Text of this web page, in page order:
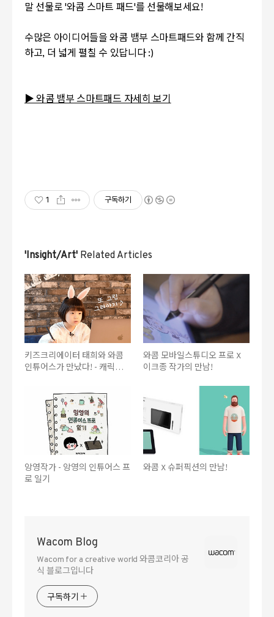
말 선물로 '와콤 스마트 패드'를 선물해보세요!
수많은 아이디어들을 와콤 뱀부 스마트패드와 함께 간직
하고, 더 넓게 펼칠 수 있답니다 :)
▶ 와콤 뱀부 스마트패드 자세히 보기
1 구독하기
'Insight/Art' Related Articles
키즈크리에이터 태희와 와콤
인튜어스가 만났다! - 캐릭터
와콤 모바일스튜디오 프로 X
이크종 작가의 만남!
앙영작가 - 앙영의 인튜어스 프
로 일기
와콤 X 슈퍼픽션의 만남!
Wacom Blog
Wacom for a creative world 와콤코리아 공
식 블로그입니다
구독하기